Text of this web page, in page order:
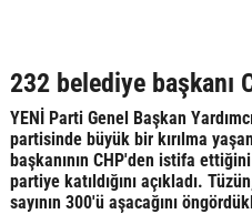
232 belediye başkanı
YENİ Parti Genel Başkan
partisinde büyük bir kırılma
başkanının CHP'den istifa
partiye katıldığını açıkladı.
sayının 300'ü aşacağını